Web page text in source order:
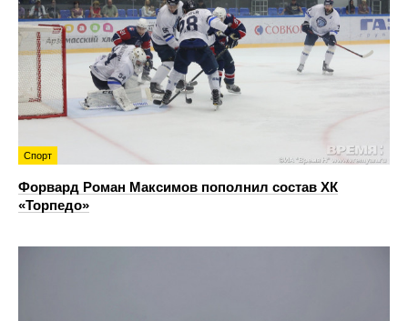
Спорт
Форвард Роман Максимов пополнил состав ХК
«Торпедо»